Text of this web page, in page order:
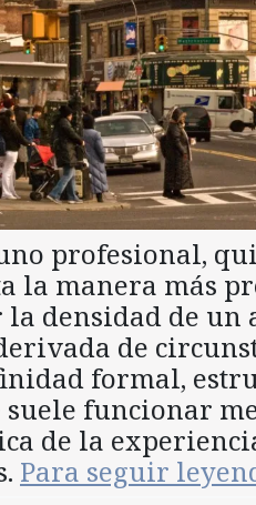
profesional,
la manera más
densidad de un
de
formal,
suele funcionar
de la
Para seguir